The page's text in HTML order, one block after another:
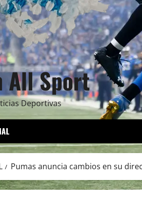
All Sport
Deportivas
Pumas anuncia cambios en su